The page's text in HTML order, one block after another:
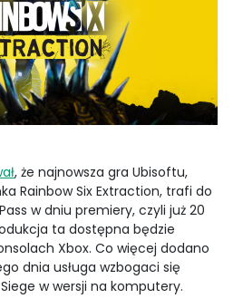
, że najnowsza gra Ubisoftu,
Rainbow Six Extraction, trafi do
w dniu premiery, czyli już 20
ta dostępna będzie
Xbox. Co więcej dodano
dnia usługa wzbogaci się
w wersji na komputery.